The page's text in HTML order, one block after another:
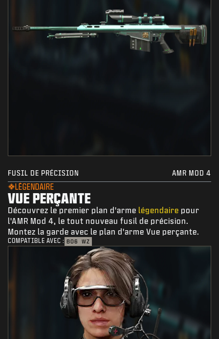
FUSIL DE PRÉCISION AMR MOD 4
LÉGENDAIRE
VUE PERÇANTE
Découvrez le premier plan d'arme légendaire pour
l'AMR Mod 4, le tout nouveau fusil de précision.
Montez la garde avec le plan d'arme Vue perçante.
COMPATIBLE AVEC : BO6 WZ